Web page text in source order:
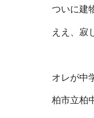
ついに建
ええ、寂
オレが中
柏市立柏